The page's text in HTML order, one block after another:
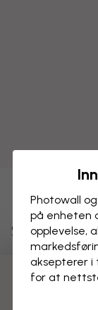
Sovemus,
Photowall
på enheten
opplevelse,
aksepterer i
for at